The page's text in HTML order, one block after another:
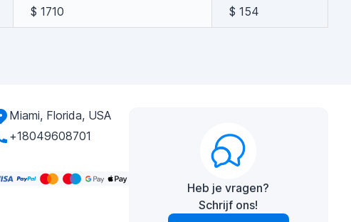
$ 1710 $ 154
Miami, Florida, USA
+18049608701
Heb je vragen?
Schrijf ons!